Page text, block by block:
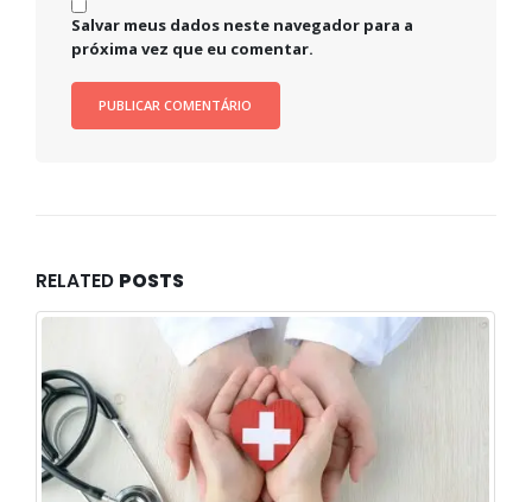
Salvar meus dados neste navegador para a
próxima vez que eu comentar.
RELATED POSTS